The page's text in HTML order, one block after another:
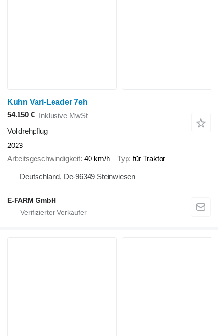
Kuhn Vari-Leader 7eh
54.150 € Inklusive MwSt
Volldrehpflug
2023
Arbeitsgeschwindigkeit 40 km/h Typ für Traktor
Deutschland, De-96349 Steinwiesen
E-FARM GmbH